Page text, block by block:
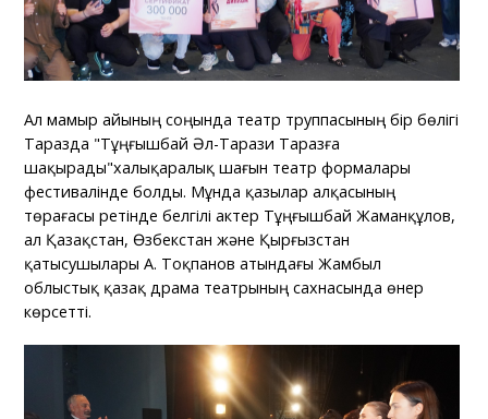
Ал мамыр айының соңында театр труппасының бір бөлігі
Таразда "Тұңғышбай Әл-Тарази Таразға
шақырады"халықаралық шағын театр формалары
фестивалінде болды. Мұнда қазылар алқасының
төрағасы ретінде белгілі актер Тұңғышбай Жаманқұлов,
ал Қазақстан, Өзбекстан және Қырғызстан
қатысушылары А. Тоқпанов атындағы Жамбыл
облыстық қазақ драма театрының сахнасында өнер
көрсетті.